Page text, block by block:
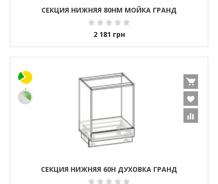
СЕКЦИЯ НИЖНЯЯ 80НМ МОЙКА ГРАНД
2 181 грн
СЕКЦИЯ НИЖНЯЯ 60Н ДУХОВКА ГРАНД